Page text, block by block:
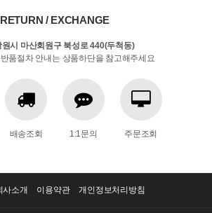
RETURN / EXCHANGE
원시 마산회원구 북성로 440(두척동)
품절차 안내는 상품하단을 참고해주세요
배송조회 1:1문의 주문조회
사소개 이용약관 개인정보처리방침